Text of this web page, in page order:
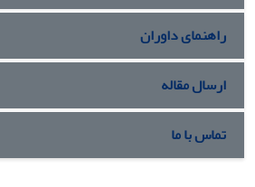
راهنمای داوران
ارسال مقاله
تماس با ما